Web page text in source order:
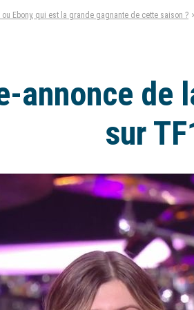
Ebony, qui est la grande gagnante de cette saison ?
annonce de
sur